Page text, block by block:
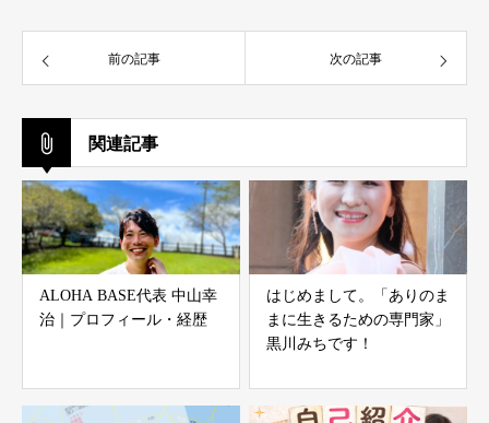
前の記事 次の記事
関連記事
ALOHA BASE代表 中山幸
治｜プロフィール・経歴
はじめまして。「ありのま
まに生きるための専門家」
黒川みちです！